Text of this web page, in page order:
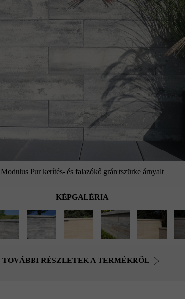
Modulus Pur kerítés- és falazókő gránitszürke árnyalt
KÉPGALÉRIA
TOVÁBBI RÉSZLETEK A TERMÉKRŐL